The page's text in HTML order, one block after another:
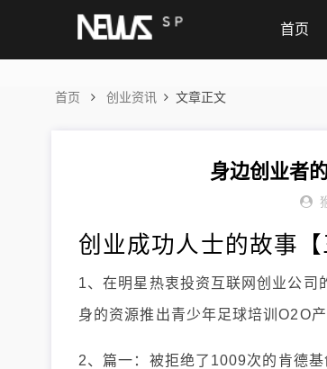
首页
首页 创业资讯 文章正文
身边创业者
创业成功人士的故事【
1、在明星热衷投资互联网创业公司
身的资源推出青少年足球培训O2O
2、篇一：被拒绝了1009次的肯德